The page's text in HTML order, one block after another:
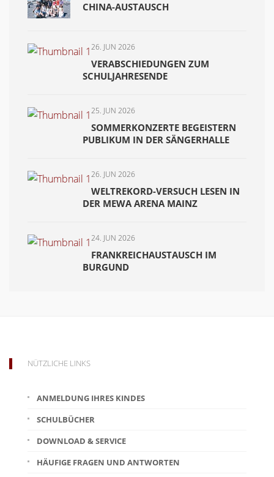
CHINA-AUSTAUSCH
26. JUN 2026
VERABSCHIEDUNGEN ZUM
SCHULJAHRESENDE
25. JUN 2026
SOMMERKONZERTE BEGEISTERN
PUBLIKUM IN DER SÄNGERHALLE
26. JUN 2026
WELTREKORD-VERSUCH LESEN IN
DER MEWA ARENA MAINZ
24. JUN 2026
FRANKREICHAUSTAUSCH IM
BURGUND
NÜTZLICHE LINKS
ANMELDUNG IHRES KINDES
SCHULBÜCHER
DOWNLOAD & SERVICE
HÄUFIGE FRAGEN UND ANTWORTEN